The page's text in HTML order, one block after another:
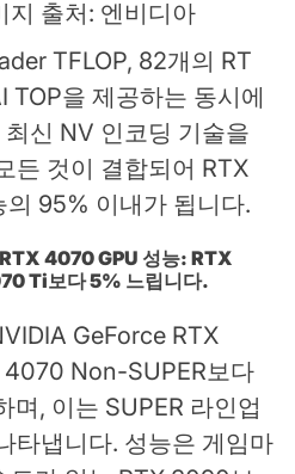
지 출처: 엔비디아
TFLOP, 82개의 RT
TOP을 제공하는 동시에
신 NV 인코딩 기술을
든 것이 결합되어 RTX
95% 이내가 됩니다.
4070 GPU 성능: RTX
Ti보다 5% 느립니다.
GeForce RTX
Non-SUPER보다
며, 이는 SUPER 라인업
타냅니다. 성능은 게임마